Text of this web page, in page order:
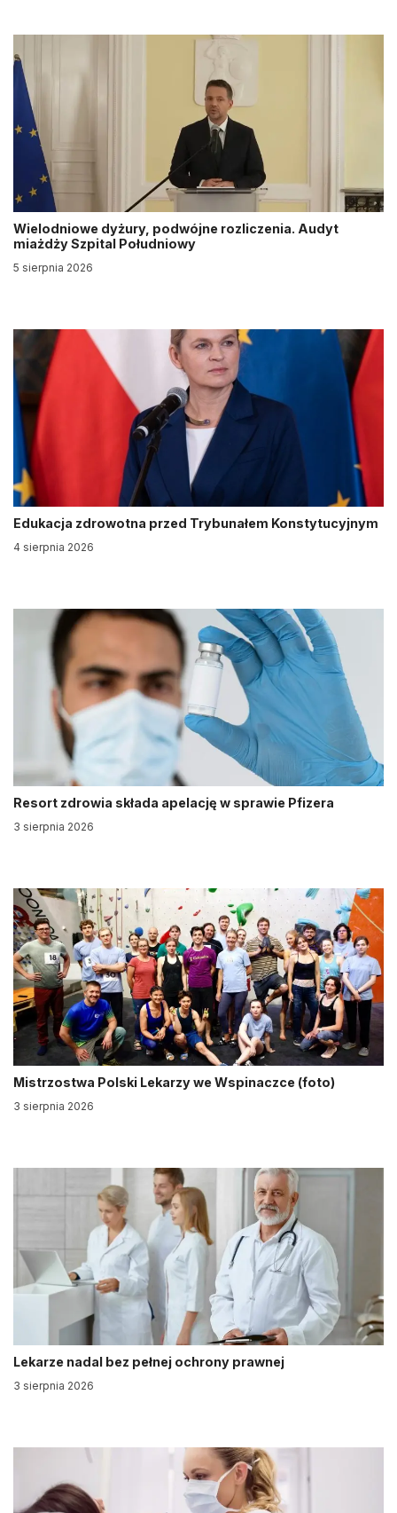
Wielodniowe dyżury, podwójne rozliczenia. Audyt
miażdży Szpital Południowy
5 sierpnia 2026
Edukacja zdrowotna przed Trybunałem Konstytucyjnym
4 sierpnia 2026
Resort zdrowia składa apelację w sprawie Pfizera
3 sierpnia 2026
Mistrzostwa Polski Lekarzy we Wspinaczce (foto)
3 sierpnia 2026
Lekarze nadal bez pełnej ochrony prawnej
3 sierpnia 2026